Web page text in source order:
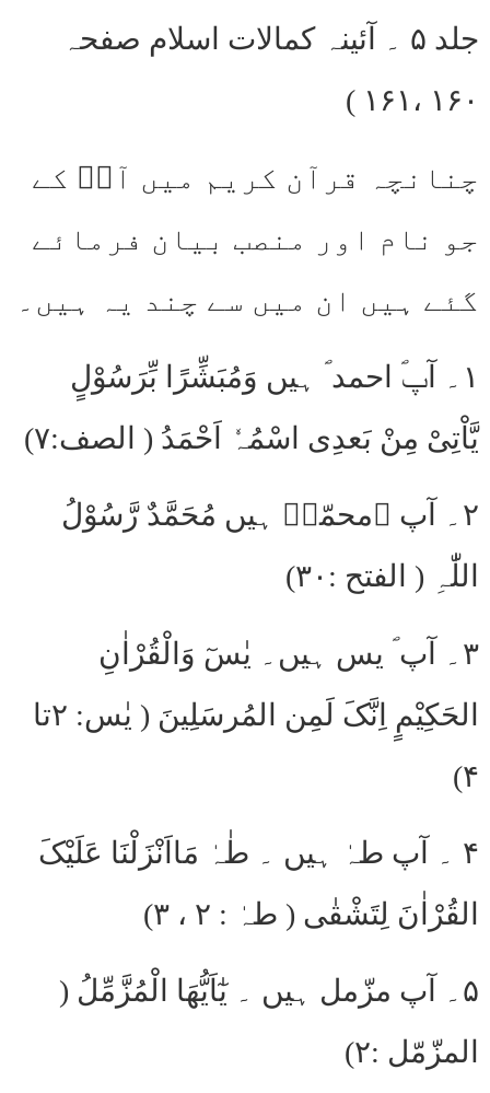
جلد ۵ ۔ آئینہ کمالات اسلام صفحہ
۱۶۰ ،۱۶۱ )
چنانچہ قرآن کریم میں آپؐ کے
جو نام اور منصب بیان فرمائے
گئے ہیں ان میں سے چند یہ ہیں۔
۱۔ آپؐ احمد ؐ ہیں وَمُبَشِّرًا بِّرَسُوْلٍ
یَّاْتِیْ مِنْ بَعدِی اسْمُہٗ اَحْمَدُ ( الصف:۷)
۲۔ آپ ؐمحمّدؐ ہیں مُحَمَّدٌ رَّسُوْلُ
اللّٰہِ ( الفتح :۳۰)
۳۔ آپ ؐ یس ہیں۔ یٰسٓ وَالْقُرْاٰنِ
الحَکِیْمٍ اِنَّکَ لَمِن المُرسَلِینَ ( یٰس: ۲تا
۴)
۴ ۔ آپ طہٰ ہیں ۔ طٰہٰ مَااَنْزَلْنَا عَلَیْکَ
القُرْاٰنَ لِتَشْقٰی ( طہٰ : ۲ ، ۳)
۵۔ آپ مزّمل ہیں ۔ یٰٓاَیُّھَا الْمُزَّمِّلُ (
المزّمّل :۲)